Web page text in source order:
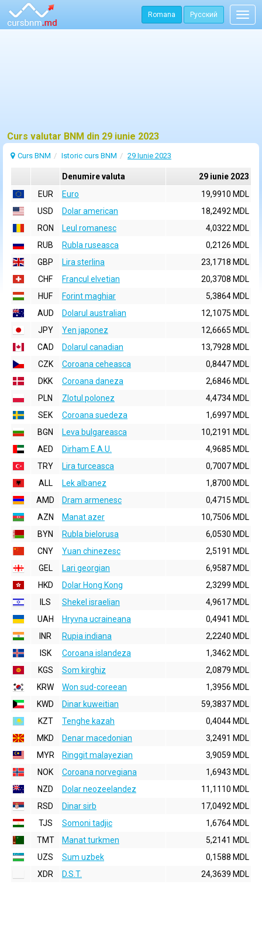
Romana Русский
Curs valutar BNM din 29 iunie 2023
Curs BNM Istoric curs BNM 29 Iunie 2023
Denumire valuta
29 iunie 2023
EUR
Euro
19,9910 MDL
USD
Dolar american
18,2492 MDL
RON
Leul romanesc
4,0322 MDL
RUB
Rubla ruseasca
0,2126 MDL
GBP
Lira sterlina
23,1718 MDL
CHF
Francul elvetian
20,3708 MDL
HUF
Forint maghiar
5,3864 MDL
AUD
Dolarul australian
12,1075 MDL
JPY
Yen japonez
12,6665 MDL
CAD
Dolarul canadian
13,7928 MDL
CZK
Coroana ceheasca
0,8447 MDL
DKK
Coroana daneza
2,6846 MDL
PLN
Zlotul polonez
4,4734 MDL
SEK
Coroana suedeza
1,6997 MDL
BGN
Leva bulgareasca
10,2191 MDL
AED
Dirham E.A.U.
4,9685 MDL
TRY
Lira turceasca
0,7007 MDL
ALL
Lek albanez
1,8700 MDL
AMD
Dram armenesc
0,4715 MDL
AZN
Manat azer
10,7506 MDL
BYN
Rubla bielorusa
6,0530 MDL
CNY
Yuan chinezesc
2,5191 MDL
GEL
Lari georgian
6,9587 MDL
HKD
Dolar Hong Kong
2,3299 MDL
ILS
Shekel israelian
4,9617 MDL
UAH
Hryvna ucraineana
0,4941 MDL
INR
Rupia indiana
2,2240 MDL
ISK
Coroana islandeza
1,3462 MDL
KGS
Som kirghiz
2,0879 MDL
KRW
Won sud-coreean
1,3956 MDL
KWD
Dinar kuweitian
59,3837 MDL
KZT
Tenghe kazah
0,4044 MDL
MKD
Denar macedonian
3,2491 MDL
MYR
Ringgit malayezian
3,9059 MDL
NOK
Coroana norvegiana
1,6943 MDL
NZD
Dolar neozeelandez
11,1110 MDL
RSD
Dinar sirb
17,0492 MDL
TJS
Somoni tadjic
1,6764 MDL
TMT
Manat turkmen
5,2141 MDL
UZS
Sum uzbek
0,1588 MDL
XDR
D.S.T. 24,3639 MDL